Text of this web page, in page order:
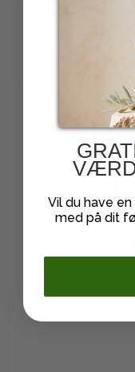
Vil du have
med på dit